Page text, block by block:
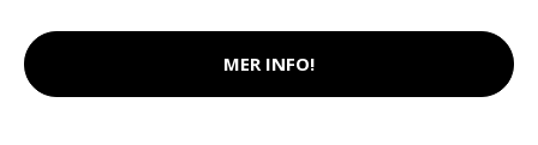
MER INFO!